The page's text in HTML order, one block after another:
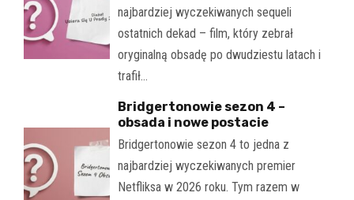
najbardziej wyczekiwanych sequeli
ostatnich dekad – film, który zebrał
oryginalną obsadę po dwudziestu latach i
trafił…
Bridgertonowie sezon 4 –
obsada i nowe postacie
Bridgertonowie sezon 4 to jedna z
najbardziej wyczekiwanych premier
Netfliksa w 2026 roku. Tym razem w